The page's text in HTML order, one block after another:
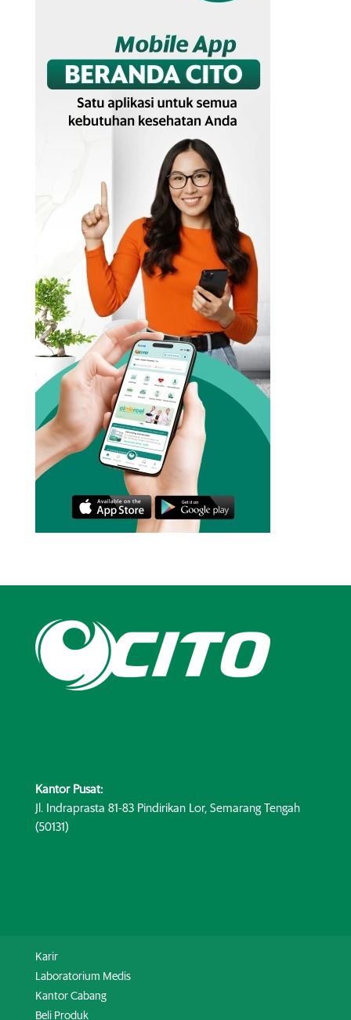
Kantor Pusat:
Jl. Indraprasta 81-83 Pindirikan Lor, Semarang Tengah
(50131)
Karir
Laboratorium Medis
Kantor Cabang
Beli Produk